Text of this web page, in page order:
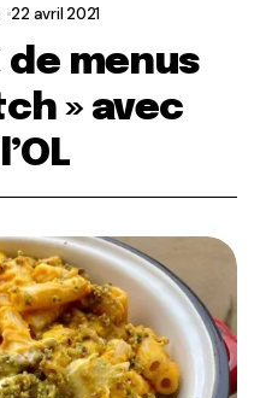
22 avril 2021
de menus
» avec